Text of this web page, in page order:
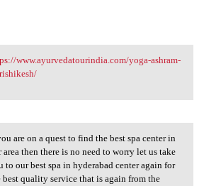
www.ayurvedatourindia
www.ayurvedatourindia.com/yoga-ashram-
are on a quest to find
are on a quest to find the best spa center in
area then there is no need to worry let us take
to our best spa in hyderabad center again for
best quality service that is again from the